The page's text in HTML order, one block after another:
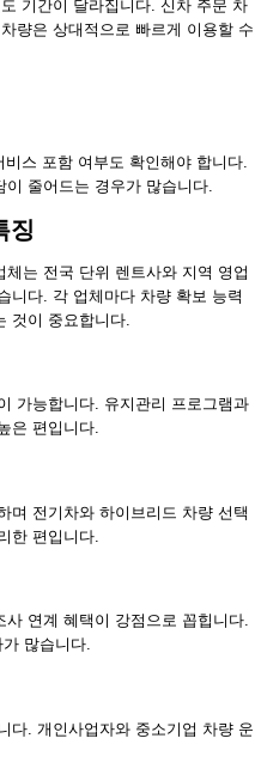
기간이 달라집니다. 신차 주문 차
량은 상대적으로 빠르게 이용할 수
스 포함 여부도 확인해야 합니다.
줄어드는 경우가 많습니다.
징
는 전국 단위 렌트사와 지역 영업
니다. 각 업체마다 차량 확보 능력
것이 중요합니다.
가능합니다. 유지관리 프로그램과
은 편입니다.
며 전기차와 하이브리드 차량 선택
한 편입니다.
연계 혜택이 강점으로 꼽힙니다.
많습니다.
다. 개인사업자와 중소기업 차량 운